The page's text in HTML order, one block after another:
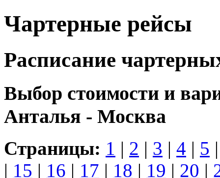
Чартерные рейсы
Расписание
Выбор стоимости и
Анталья - Москва
Страницы: 1 | 2 | 3 | 4 | 5
| 15 | 16 | 17 | 18 | 19 | 20 |